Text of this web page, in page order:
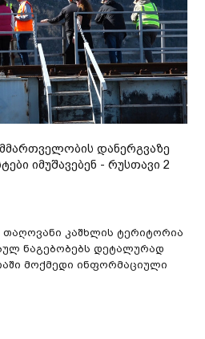
დანერგვაზე
იმუშავებენ - რუსთავი 2
თაღოვანი კაშხლის ტერიტორია
ნაგებობებს დეტალურად
მოქმედი ინფორმაციული